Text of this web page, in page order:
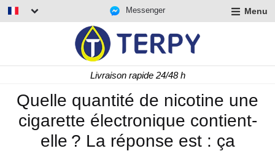
Messenger Menu
Livraison rapide 24/48 h
Quelle quantité de nicotine une
cigarette électronique contient-
elle ? La réponse est : ça